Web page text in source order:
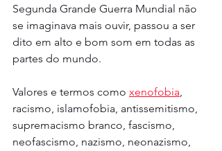
Segunda Grande Guerra Mundial não
se imaginava mais ouvir, passou a ser
dito em alto e bom som em todas as
partes do mundo.
Valores e termos como xenofobia,
racismo, islamofobia, antissemitismo,
supremacismo branco, fascismo,
neofascismo, nazismo, neonazismo,